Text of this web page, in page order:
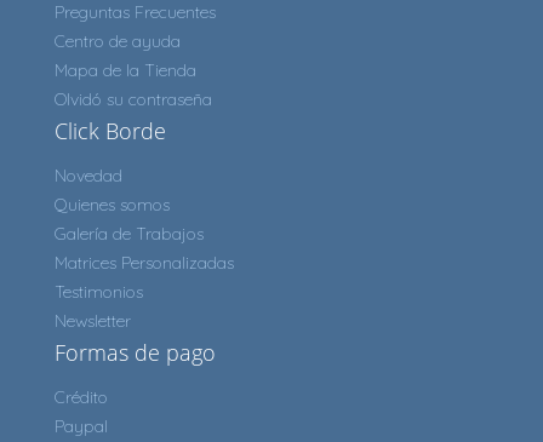
Preguntas Frecuentes
Centro de ayuda
Mapa de la Tienda
Olvidó su contraseña
Click Borde
Novedad
Quienes somos
Galería de Trabajos
Matrices Personalizadas
Testimonios
Newsletter
Formas de pago
Crédito
Paypal